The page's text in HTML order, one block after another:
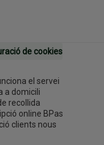
de cookies
el servei
a domicili
recollida
online BPas
clients nous